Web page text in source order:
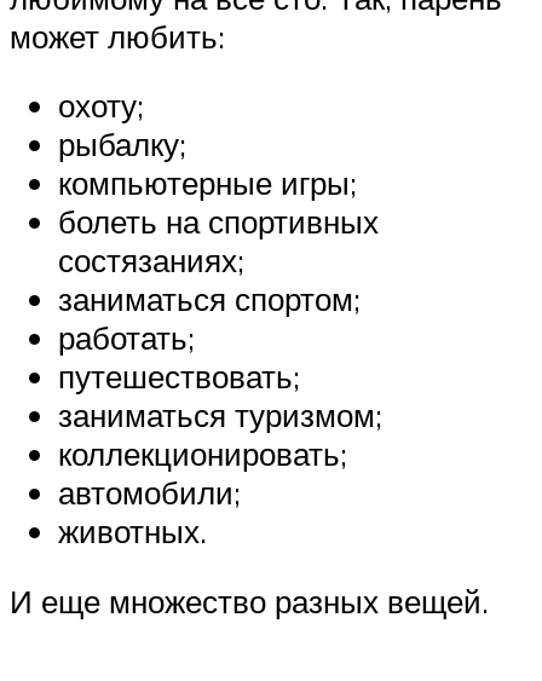
может любить:
охоту;
рыбалку;
компьютерные игры;
болеть на спортивных
состязаниях;
заниматься спортом;
работать;
путешествовать;
заниматься туризмом;
коллекционировать;
автомобили;
животных.
И еще множество разных вещей.